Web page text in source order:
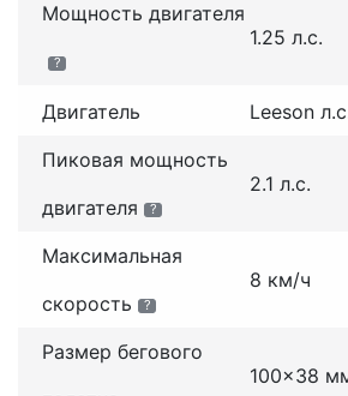
Мощность двигателя
?
1.25 л.с.
Двигатель
Leeson
Пиковая мощность
двигателя
?
2.1 л.с.
Максимальная
скорость
?
8 км/ч
Размер бегового
100x38